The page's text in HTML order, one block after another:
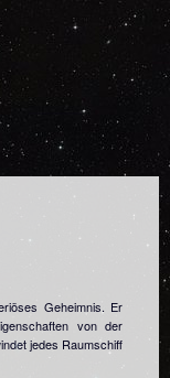
Geheimnis. Er
von der
jedes Raumschiff